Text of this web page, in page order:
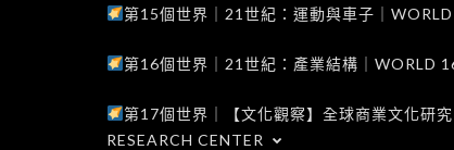
第15個世界｜21世紀：運動與車子｜
第16個世界｜21世紀：產業結構｜WORLD
第17個世界｜【文化觀察】全球商業文化研
RESEARCH CENTER